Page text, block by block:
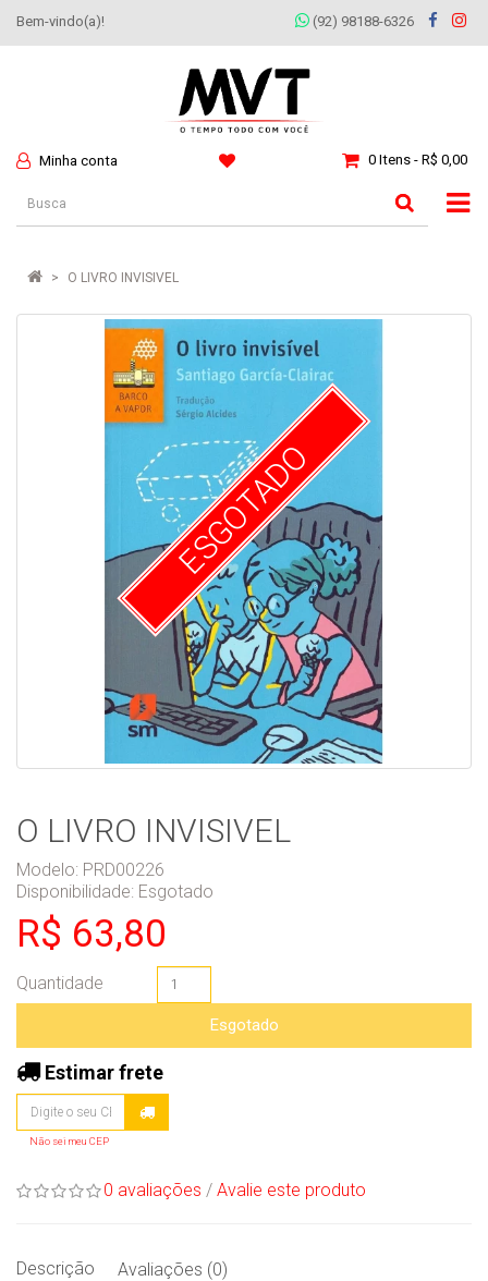
Bem-vindo(a)! (92) 98188-6326
Minha conta 0 Itens - R$ 0,00
O LIVRO INVISIVEL
ESGOTADO
O LIVRO INVISIVEL
Modelo: PRD00226
Disponibilidade: Esgotado
R$ 63,80
Quantidade
Esgotado
Estimar frete
Não sei meu CEP
0 avaliações / Avalie este produto
Descrição Avaliações (0)